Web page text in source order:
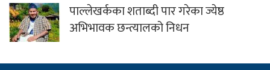
पाल्लेखर्कका शताब्दी पार गरेका ज्येष्ठ
अभिभावक छन्त्यालको निधन